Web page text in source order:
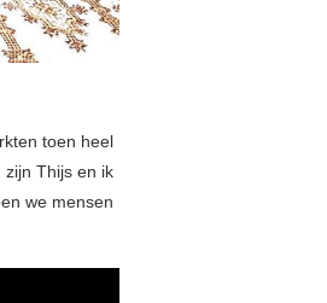
toen heel
Thijs en ik
we mensen